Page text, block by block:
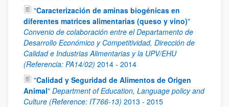
"Caracterización de aminas biogénicas en
diferentes matrices alimentarias (queso y vino)"
Convenio de colaboración entre el Departamento de
Desarrollo Económico y Competitividad, Dirección de
Calidad e Industrias Alimentarias y la UPV/EHU
(Referencia: PA14/02) 2014 - 2014
"Calidad y Seguridad de Alimentos de Origen
Animal" Department of Education, Language policy and
Culture (Reference: IT766-13) 2013 - 2015